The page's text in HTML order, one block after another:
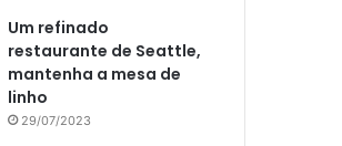
Um refinado
restaurante de Seattle,
mantenha a mesa de
linho
29/07/2023